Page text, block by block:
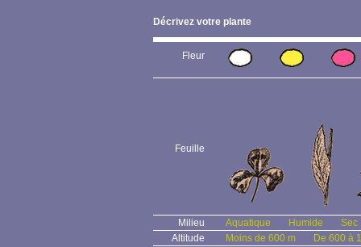
Décrivez votre plante
Fleur
Feuille
Milieu Aquatique Humide
Sec
Altitude
Moins de 600 m
De 600 à